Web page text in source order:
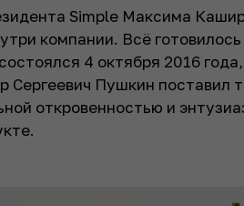
Simple Максима
компании. Всё
4 октября 2016
Сергеевич Пушкин поставил
откровенностью и